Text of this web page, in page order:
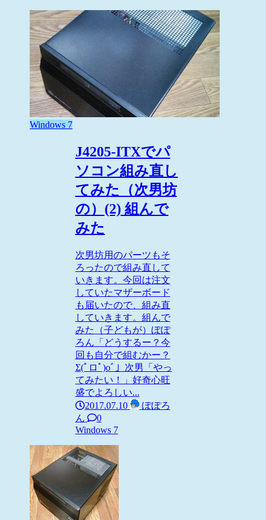
Windows 7
J4205-ITXでパ
ソコン組み直し
てみた（次男坊
の）(2) 組んで
みた
次男坊用のパーツもそ
ろったので組み直して
いきます。今回は注文
していたマザーボード
も届いたので、組み直
していきます。組んで
みた（子どもが）ぽぽ
ろん「どうするー？今
回も自分で組むかー？
Σ(ﾟロﾟ)oﾞ」次男「やっ
てみたい！」好奇心旺
盛でよろしい...
2017.07.10
ぽぽろ
ん
0
Windows 7